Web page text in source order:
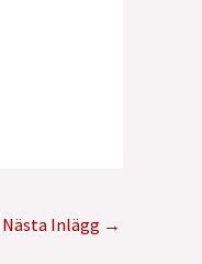
Nästa Inlägg →